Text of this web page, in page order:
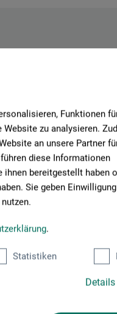
Funktionen
zu analysieren.
an unsere Partner
diese Informationen
bereitgestellt haben
Sie geben
.
Statistiken
zu diesem Produkt.